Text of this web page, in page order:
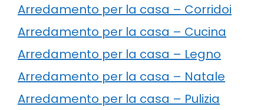
Arredamento per la casa – Corridoi
Arredamento per la casa – Cucina
Arredamento per la casa – Legno
Arredamento per la casa – Natale
Arredamento per la casa – Pulizia